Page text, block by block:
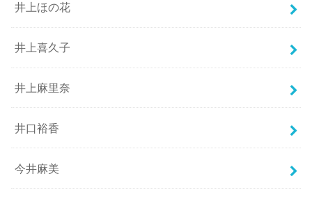
井上ほの花
井上喜久子
井上麻里奈
井口裕香
今井麻美